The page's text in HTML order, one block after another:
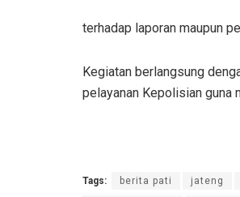
terhadap laporan maupun
Kegiatan berlangsung
pelayanan Kepolisian guna
Tags: berita pati jateng